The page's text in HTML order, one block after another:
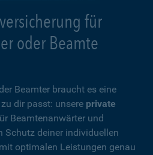
für
oder Beamte
Beamter braucht es eine
dir passt: unsere private
Beamtenanwärter und
Schutz deiner individuellen
optimalen Leistungen genau